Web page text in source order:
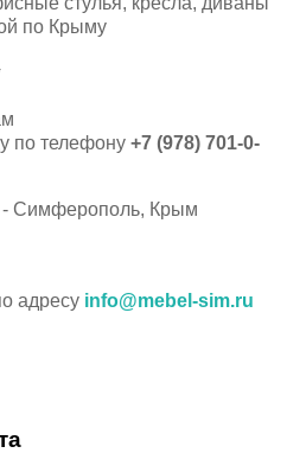
по телефону +7 (978) 701-0-
адресу info@mebel-sim.ru